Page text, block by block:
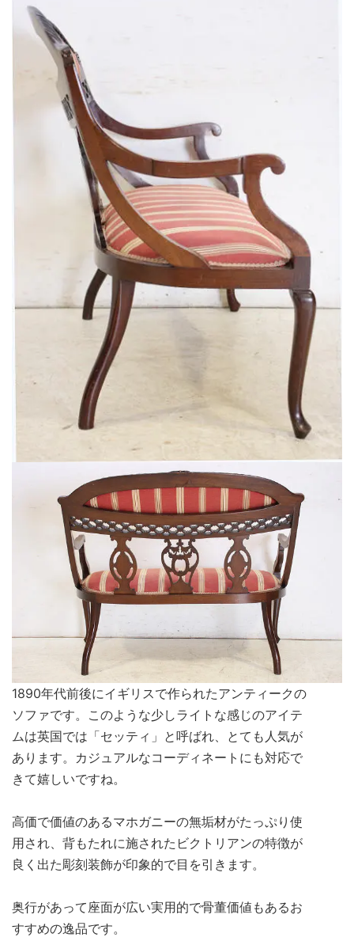
1890年代前後にイギリスで作られたアンティークの
ソファです。このような少しライトな感じのアイテ
ムは英国では「セッティ」と呼ばれ、とても人気が
あります。カジュアルなコーディネートにも対応で
きて嬉しいですね。
高価で価値のあるマホガニーの無垢材がたっぷり使
用され、背もたれに施されたビクトリアンの特徴が
良く出た彫刻装飾が印象的で目を引きます。
奥行があって座面が広い実用的で骨董価値もあるお
すすめの逸品です。